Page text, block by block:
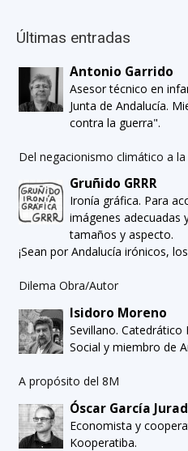
Últimas entradas
Antonio Garrido
Asesor técnico en
Junta de Andalucía.
contra la guerra".
Del negacionismo climático a
Gruñido GRRR
Ironía gráfica. Para
imágenes adecuadas
tamaños y aspecto.
¡Sean por Andalucía irónicos,
Dilema Obra/Autor
Isidoro Moreno
Sevillano.
Social y miembro de
A propósito del 8M
Óscar García
Economista y
Kooperatiba.